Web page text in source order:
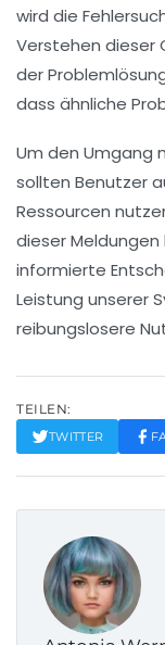
wird die
Verstehen dieser
der
dass ähnliche
Um den Umgang
sollten Benutzer
Ressourcen
dieser
informierte
Leistung unserer
reibungslosere
TEILEN:
TWITTER